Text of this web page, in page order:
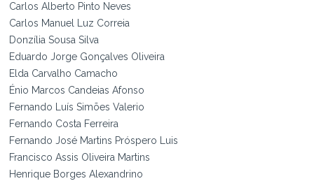
Carlos Alberto Pinto Neves
Carlos Manuel Luz Correia
Donzília Sousa Silva
Eduardo Jorge Gonçalves Oliveira
Elda Carvalho Camacho
Énio Marcos Candeias Afonso
Fernando Luís Simões Valerio
Fernando Costa Ferreira
Fernando José Martins Próspero Luis
Francisco Assis Oliveira Martins
Henrique Borges Alexandrino